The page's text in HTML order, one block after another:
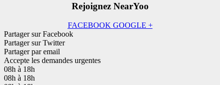
Rejoignez NearYoo
FACEBOOK GOOGLE +
Partager sur Facebook
Partager sur Twitter
Partager par email
Accepte les demandes urgentes
08h à 18h
08h à 18h